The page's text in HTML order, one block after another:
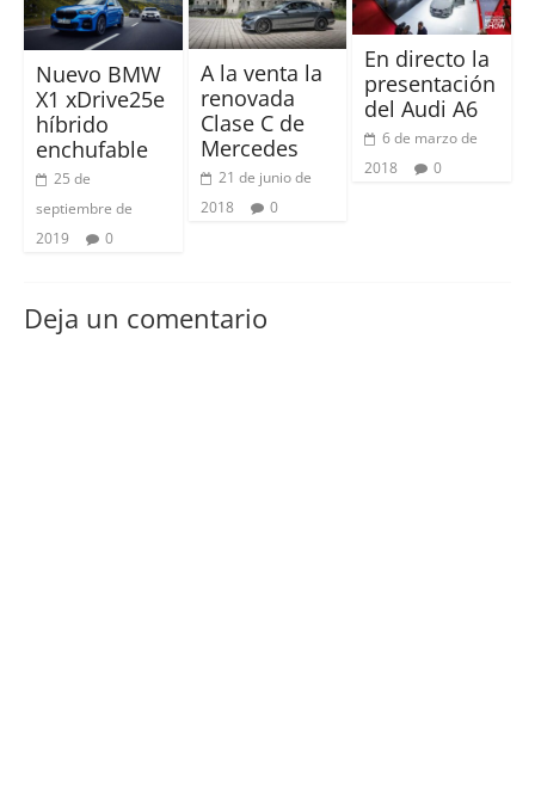
Nuevo BMW
X1 xDrive25e
híbrido
enchufable
25 de
septiembre de
2019
0
A la venta la
renovada
Clase C de
Mercedes
21 de junio de
2018
0
En directo la
presentación
del Audi A6
6 de marzo de
2018
0
Deja un comentario